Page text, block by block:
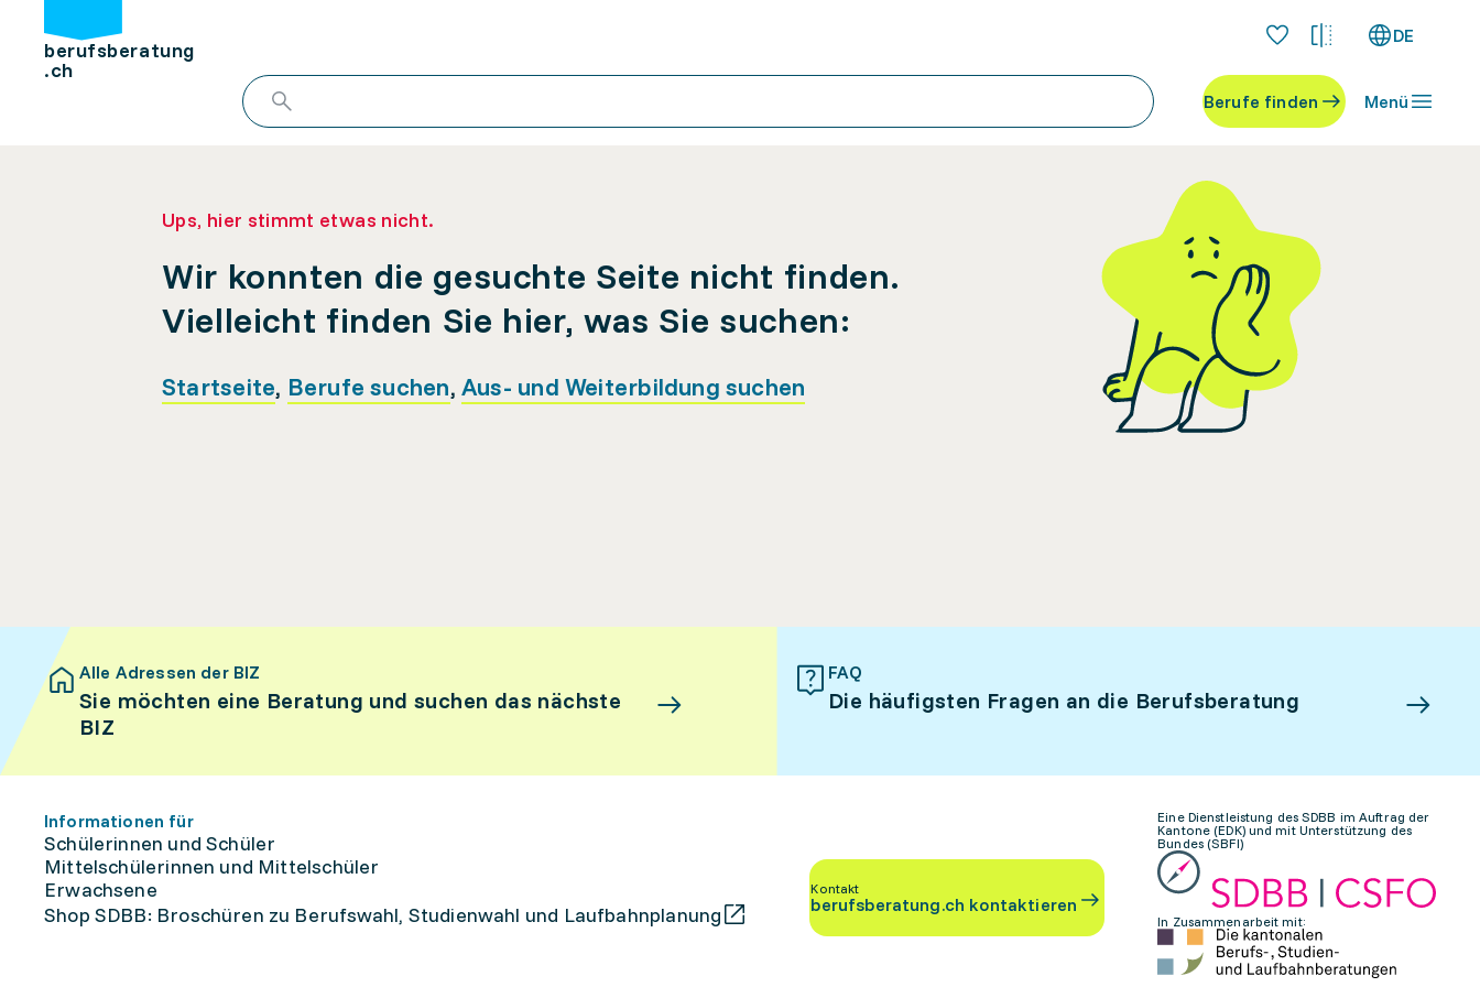
berufsberatung
.ch
DE
Berufe finden Menü
Ups, hier stimmt etwas nicht.
Wir konnten die gesuchte Seite nicht finden.
Vielleicht finden Sie hier, was Sie suchen:
Startseite, Berufe suchen, Aus- und Weiterbildung suchen
Alle Adressen der BIZ
Sie möchten eine Beratung und suchen das nächste
BIZ
FAQ
Die häufigsten Fragen an die Berufsberatung
Informationen für
Schülerinnen und Schüler
Mittelschülerinnen und Mittelschüler
Erwachsene
Shop SDBB: Broschüren zu Berufswahl, Studienwahl und Laufbahnplanung
Kontakt
berufsberatung.ch kontaktieren
Eine Dienstleistung des SDBB im Auftrag der
Kantone (EDK) und mit Unterstützung des
Bundes (SBFI)
In Zusammenarbeit mit: